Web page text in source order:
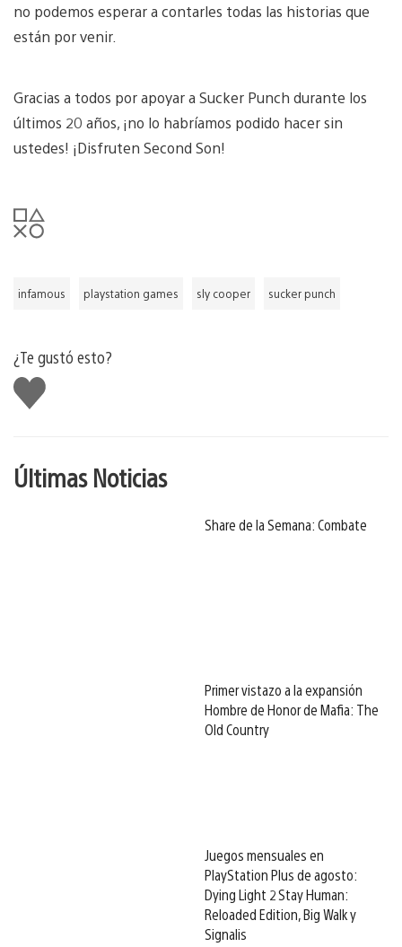
no podemos esperar a contarles todas las historias que
están por venir.
Gracias a todos por apoyar a Sucker Punch durante los
últimos 20 años, ¡no lo habríamos podido hacer sin
ustedes! ¡Disfruten Second Son!
infamous playstation games sly cooper sucker punch
¿Te gustó esto?
Me
gusta
Últimas Noticias
Share de la Semana: Combate
Primer vistazo a la expansión
Hombre de Honor de Mafia: The
Old Country
Juegos mensuales en
PlayStation Plus de agosto:
Dying Light 2 Stay Human:
Reloaded Edition, Big Walk y
Signalis